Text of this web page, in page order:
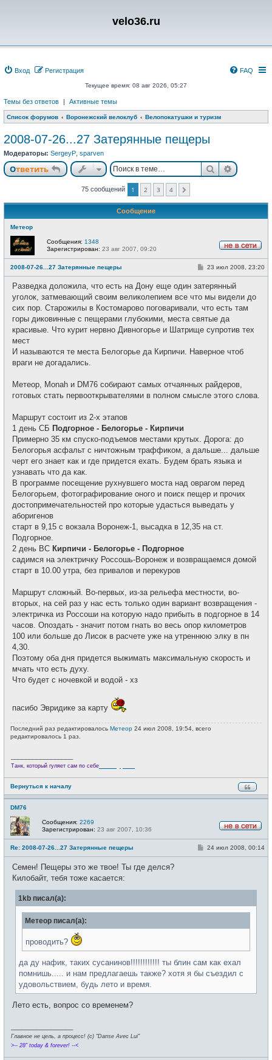
velo36.ru
Вход Регистрация FAQ
Текущее время: 08 авг 2026, 05:27
Темы без ответов | Активные темы
Список форумов Воронежский велоклуб Велопокатушки и туризм
2008-07-26...27 Затерянные пещеры
Модераторы: SergeyP sparven
Ответить Поиск
75 сообщений 1 2 3 4
Сообщение
Метеор
е
в
с
Сообщения: 1348
Зарегистрирован: 23 авг 2007, 09:20
2008-07-26...27 Затерянные пещеры
С
б
щ
н
и
23 июл 2008, 23:20
Разведка доложила, что есть на Дону еще один затерянный
уголок, затмевающий своим великолепием все что мы видели до
сих пор. Старожилы в Костомарово поговаривали, что есть там
горы диковинные с пещерами глубокими, места святые да
красивые. Что курит нервно Дивногорье и Шатрище супротив тех
мест
И называются те места Белогорье да Кирпичи. Наверное чтоб
враги не догадались.
Метеор, Monah и DM76 собирают самых отчаянных райдеров,
готовых стать первооткрывателями в полном смысле этого слова.
Маршрут состоит из 2-х этапов
1 день СБ Подгорное - Белогорье - Кирпичи
Примерно 35 км спуско-подъемов местами крутых. Дорога: до
Белогорья асфальт с ничтожным траффиком, а дальше... дальше
черт его знает как и где придется ехать. Будем брать языка и
узнавать что да как.
В программе посещение рухнувшего моста над оврагом перед
Белогорьем, фотографирование оного и поиск пещер и прочих
достопримечательностей про которые удасться выведать у
аборигенов
старт в 9,15 с вокзала Воронеж-1, высадка в 12,35 на ст.
Подгорное.
2 день ВС Кирпичи - Белогорье - Подгорное
садимся на электричку Россошь-Воронеж и возвращаемся домой
старт в 10.00 утра, без привалов и перекуров
Маршрут сложный. Во-первых, из-за рельефа местности, во-
вторых, на сей раз у нас есть только один вариант возвращения -
электричка из Россоши на которую надо прибыть в подгорное в 14
часов. Опоздать - значит потом гнать во весь опор километров
100 или больше до Лисок в расчете уже на утреннюю элку в пн
4,30.
Поэтому оба дня придется выжимать максимальную скорость и
мчать что есть духу.
Что будет с ночевкой и водой - хз
пасибо Эвридике за карту
Последний раз редактировалось Метеор 24 июл 2008, 19:54, всего
редактировалось 1 раз.
Танк, который гуляет сам по себе
Вернуться к началу
DM76
в
с
Сообщения: 2269
Зарегистрирован: 23 авг 2007, 10:36
Re: 2008-07-26...27 Затерянные пещеры
С
н
е
24 июл 2008, 00:14
Семен! Пещеры это же твое! Ты где делся?
Килобайт, тебя тоже касается:
1kb писал(а):
Метеор писал(а):
проводить?
да ду нафик, таких сусанинов!!!!!!!!!!!! ты блин сам как ехал
помнишь..... и нам предлагаешь также? хотя я бы съездил с
удовольствием, будь лето и время.
Лето есть, вопрос со временем?
Главное не цель, а процесс! (c) "Danse Avec Lui"
>-- 28" today & forever! --<